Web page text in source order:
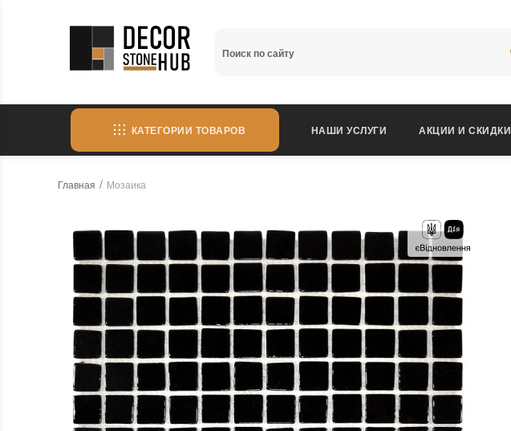
КАТЕГОРИИ ТОВАРОВ НАШИ УСЛУГИ АКЦИИ И СКИДКИ
Главная Мозаика